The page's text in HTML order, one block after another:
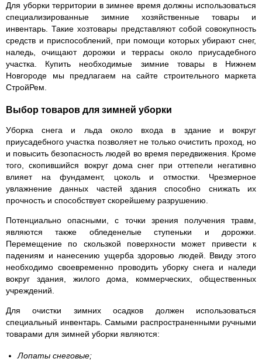
Для уборки территории в зимнее время должны использоваться
специализированные зимние хозяйственные товары и
инвентарь. Такие хозтовары представляют собой совокупность
средств и приспособлений, при помощи которых убирают снег,
наледь, очищают дорожки и террасы около приусадебного
участка. Купить необходимые зимние товары в Нижнем
Новгороде мы предлагаем на сайте строительного маркета
СтройРем.
Выбор товаров для зимней уборки
Уборка снега и льда около входа в здание и вокруг
приусадебного участка позволяет не только очистить проход, но
и повысить безопасность людей во время передвижения. Кроме
того, скопившийся вокруг дома снег при оттепели негативно
влияет на фундамент, цоколь и отмостки. Чрезмерное
увлажнение данных частей здания способно снижать их
прочность и способствует скорейшему разрушению.
Потенциально опасными, с точки зрения получения травм,
являются также обледенелые ступеньки и дорожки.
Перемещение по скользкой поверхности может привести к
падениям и нанесению ущерба здоровью людей. Ввиду этого
необходимо своевременно проводить уборку снега и наледи
вокруг здания, жилого дома, коммерческих, общественных
учреждений.
Для очистки зимних осадков должен использоваться
специальный инвентарь. Самыми распространенными ручными
товарами для зимней уборки являются:
Лопаты снеговые;